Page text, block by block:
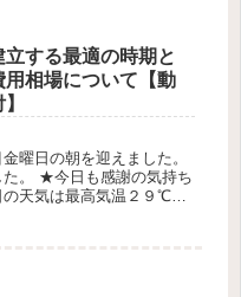
立する最適の時期と
用相場について【動
曜日の朝を迎えました。
た。 ★今日も感謝の気持ち
天気は最高気温２９℃最